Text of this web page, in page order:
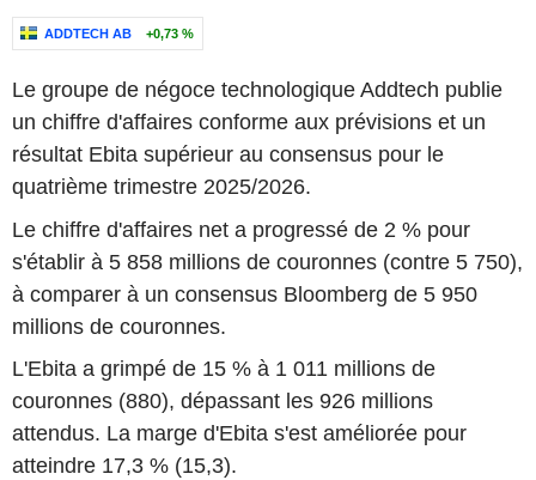
ADDTECH AB +0,73 %
Le groupe de négoce technologique Addtech publie
un chiffre d'affaires conforme aux prévisions et un
résultat Ebita supérieur au consensus pour le
quatrième trimestre 2025/2026.
Le chiffre d'affaires net a progressé de 2 % pour
s'établir à 5 858 millions de couronnes (contre 5 750),
à comparer à un consensus Bloomberg de 5 950
millions de couronnes.
L'Ebita a grimpé de 15 % à 1 011 millions de
couronnes (880), dépassant les 926 millions
attendus. La marge d'Ebita s'est améliorée pour
atteindre 17,3 % (15,3).